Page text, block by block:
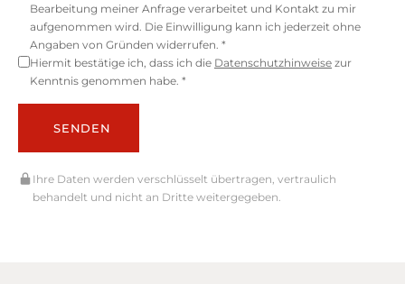
Bearbeitung meiner Anfrage verarbeitet und Kontakt zu mir
aufgenommen wird. Die Einwilligung kann ich jederzeit ohne
Angaben von Gründen widerrufen. *
Hiermit bestätige ich, dass ich die Datenschutzhinweise zur
Kenntnis genommen habe. *
SENDEN
Ihre Daten werden verschlüsselt übertragen, vertraulich
behandelt und nicht an Dritte weitergegeben.